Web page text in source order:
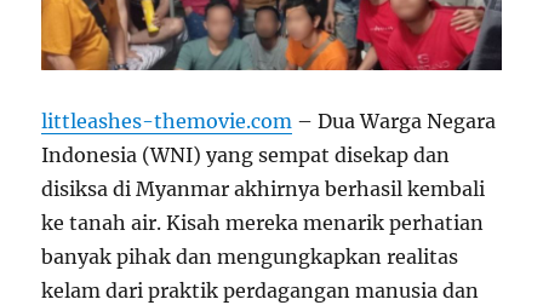
littleashes-themovie.com – Dua Warga Negara
Indonesia (WNI) yang sempat disekap dan
disiksa di Myanmar akhirnya berhasil kembali
ke tanah air. Kisah mereka menarik perhatian
banyak pihak dan mengungkapkan realitas
kelam dari praktik perdagangan manusia dan